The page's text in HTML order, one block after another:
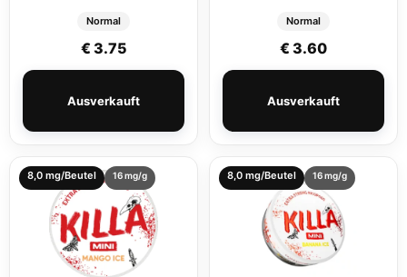
Normal
€ 3.75
Ausverkauft
Normal
€ 3.60
Ausverkauft
8,0 mg/Beutel 16 mg/g 8,0 mg/Beutel 16 mg/g